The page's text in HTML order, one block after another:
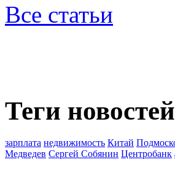
Все статьи
Теги новостей
зарплата недвижимость Китай
Медведев Сергей Собянин Центробанк